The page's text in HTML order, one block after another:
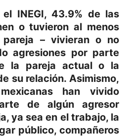
INEGI, 43.9% de las
o tuvieron al menos
– vivieran o no
agresiones por parte
la pareja actual o la
su relación. Asimismo,
han vivido
de algún agresor
ya sea en el trabajo, la
público, compañeros